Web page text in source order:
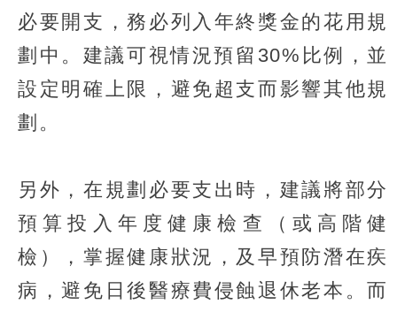
必要開支，務必列入年終獎金的花用規
劃中。建議可視情況預留30%比例，並
設定明確上限，避免超支而影響其他規
劃。
另外，在規劃必要支出時，建議將部分
預算投入年度健康檢查（或高階健
檢），掌握健康狀況，及早預防潛在疾
病，避免日後醫療費侵蝕退休老本。而